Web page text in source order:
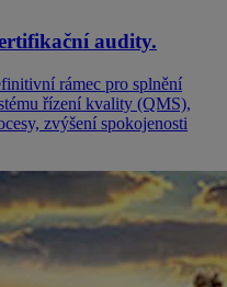
audity.
rámec pro splnění
řízení kvality (QMS),
zvýšení spokojenosti